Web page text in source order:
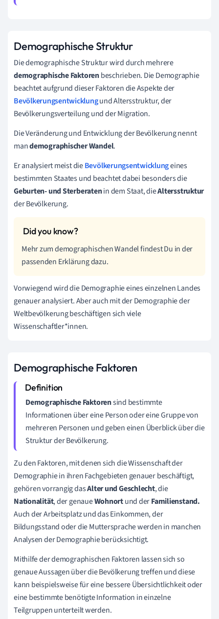
Demographische Struktur
Die demographische Struktur wird durch mehrere
demographische Faktorenbeschrieben. Die Demographie
beachtet aufgrund dieser Faktoren die Aspekte der
Bevölkerungsentwicklungund Altersstruktur, der
Bevölkerungsverteilung und der Migration.
Die Veränderung und Entwicklung der Bevölkerung nennt
mandemographischer Wandel.
Er analysiert meist dieBevölkerungsentwicklungeines
bestimmten Staates und beachtet dabei besonders die
Geburten- und Sterberatenin dem Staat, dieAltersstruktur
derBevölkerung.
Mehr zum demographischen Wandel findest Du in der
passenden Erklärung dazu.
Vorwiegend wird die Demographie eines einzelnen Landes
genauer analysiert. Aber auch mit der Demographie der
Weltbevölkerung beschäftigen sich viele
Wissenschaftler*innen.
Demographische Faktoren
Demographische Faktorensind bestimmte
Informationen über eine Person oder eine Gruppe von
mehreren Personen und geben einen Überblick über die
Struktur der Bevölkerung.
Zu den Faktoren, mit denen sich die Wissenschaft der
Demographie in ihren Fachgebieten genauer beschäftigt,
gehören vorrangig dasAlter und Geschlecht, die
Nationalität, der genaueWohnortund derFamilienstand.
Auch der Arbeitsplatz und das Einkommen, der
Bildungsstand oder die Muttersprache werden in manchen
Analysen der Demographie berücksichtigt.
Mithilfe der demographischen Faktoren lassen sich so
genaue Aussagen über die Bevölkerung treffen und diese
kann beispielsweise für eine bessere Übersichtlichkeit oder
eine bestimmte benötigte Information in einzelne
Teilgruppen unterteilt werden.